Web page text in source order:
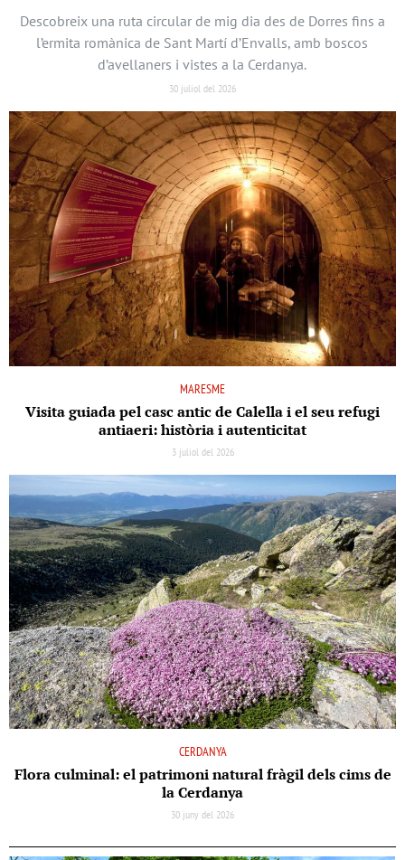
Descobreix una ruta circular de mig dia des de Dorres fins a
l’ermita romànica de Sant Martí d’Envalls, amb boscos
d’avellaners i vistes a la Cerdanya.
30 juliol del 2026
MARESME
Visita guiada pel casc antic de Calella i el seu refugi
antiaeri: història i autenticitat
3 juliol del 2026
CERDANYA
Flora culminal: el patrimoni natural fràgil dels cims de
la Cerdanya
30 juny del 2026